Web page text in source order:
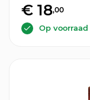
€ 18,00
Op voorraad